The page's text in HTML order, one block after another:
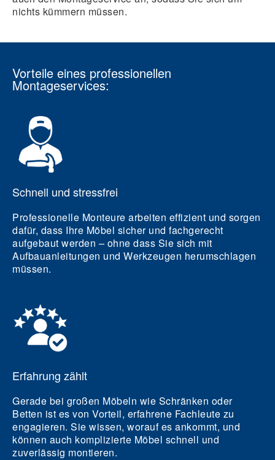
nichts kümmern müssen.
Vorteile eines professionellen
Montageservices:
Schnell und stressfrei
Professionelle Monteure arbeiten effizient und sorgen
dafür, dass Ihre Möbel sicher und fachgerecht
aufgebaut werden – ohne dass Sie sich mit
Aufbauanleitungen und Werkzeugen herumschlagen
müssen.
Erfahrung zählt
Gerade bei großen Möbeln wie Schränken oder
Betten ist es von Vorteil, erfahrene Fachleute zu
engagieren. Sie wissen, worauf es ankommt, und
können auch komplizierte Möbel schnell und
zuverlässig montieren.